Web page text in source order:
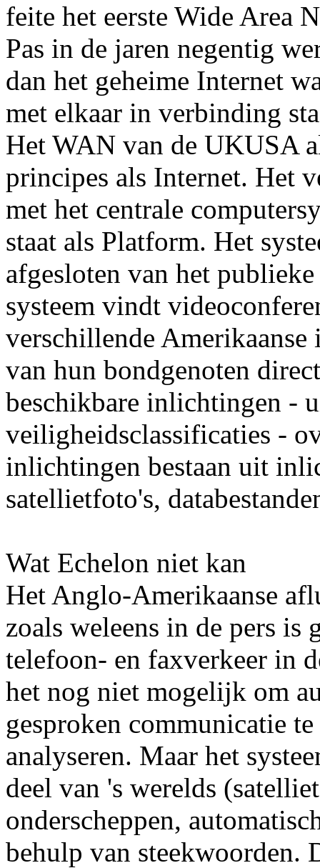
feite het eerste Wide Area
Pas in de jaren negentig
dan het geheime Internet
met elkaar in verbinding
Het WAN van de UKUSA
principes als Internet. Het
met het centrale
staat als Platform. Het
afgesloten van het
systeem vindt
verschillende
van hun bondgenoten
beschikbare inlichtingen -
veiligheidsclassificaties -
inlichtingen bestaan uit
satellietfoto's,
Wat Echelon niet kan
Het Anglo-Amerikaanse
zoals weleens in de pers is
telefoon- en faxverkeer in
het nog niet mogelijk om
gesproken communicatie
analyseren. Maar het
deel van 's werelds
onderscheppen,
behulp van steekwoorden.